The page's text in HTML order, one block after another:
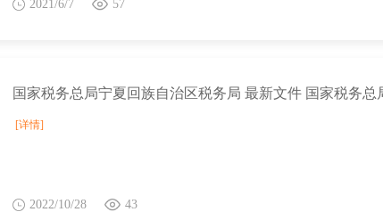
2021/6/7 57
[详情]
2022/10/28 43